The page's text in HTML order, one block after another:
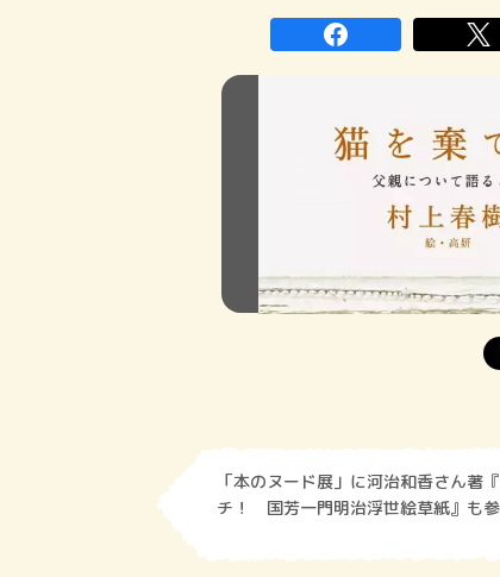
「本のヌード展」に河治和香さん著
チ！ 国芳一門明治浮世絵草紙』も